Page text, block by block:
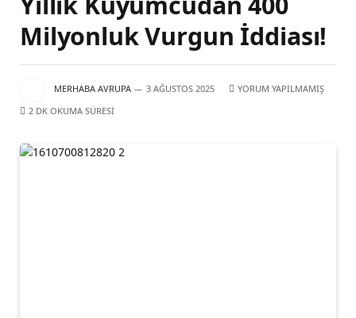
Milyonluk Vurgun İddiası!
MERHABA AVRUPA 3 AĞUSTOS 2025
YORUM YAPILMAMIŞ
2 DK OKUMA SÜRESI